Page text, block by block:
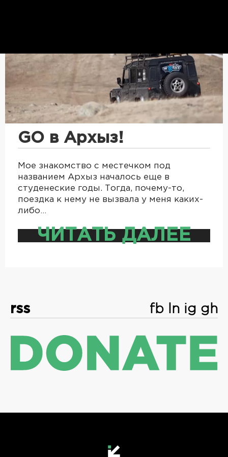
GO в Архыз!
Мое знакомство с местечком под
названием Архыз началось еще в
студенеские годы. Тогда, почему-то,
поездка к нему не вызвала у меня каких-
либо…
ЧИТАТЬ ДАЛЕЕ
rss fb ln ig gh